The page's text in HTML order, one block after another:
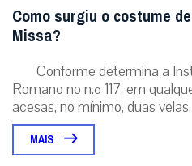
Como surgiu o costume
Missa?
Conforme determina a
Romano no n.º 117, em
acesas, no mínimo, duas
MAIS